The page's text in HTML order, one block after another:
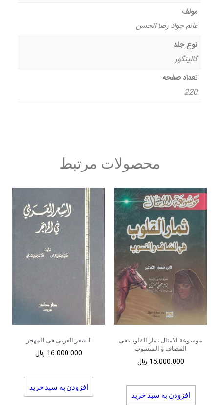
مولف
غانم جواد رضا الحسن
نوع جلد
گالینگور
تعداد صفحه
220
محصولات مرتبط
موسوعة الامثال ثمار القلوب فی
المضاف و المنسوب
15.000.000 ﷼
افزودن به سبد خرید
الشعر العربی فی المهجر
16.000.000 ﷼
افزودن به سبد خرید